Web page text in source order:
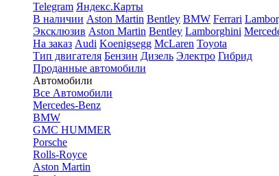
Telegram Яндекс.Карты
В наличии Aston Martin Bentley BMW Ferrari
Эксклюзив Aston Martin Bentley Lamborghini
На заказ Audi Koenigsegg McLaren Toyota
Тип двигателя Бензин Дизель Электро Гибрид
Проданные автомобили
Автомобили
Все Автомобили
Mercedes-Benz
BMW
GMC HUMMER
Porsche
Rolls-Royce
Aston Martin